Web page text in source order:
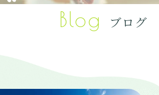
Blog ブログ